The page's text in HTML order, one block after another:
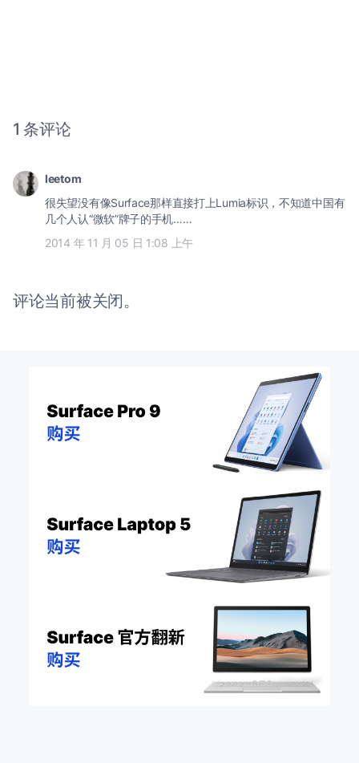
1 条评论
leetom
很失望没有像Surface那样直接打上Lumia标识，不知道中国有
几个人认“微软”牌子的手机……
2014 年 11 月 05 日 1:08 上午
评论当前被关闭。